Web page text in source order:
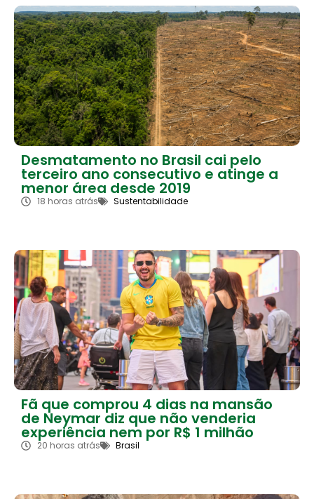
Desmatamento no Brasil cai pelo
terceiro ano consecutivo e atinge a
menor área desde 2019
18 horas atrás Sustentabilidade
Fã que comprou 4 dias na mansão
de Neymar diz que não venderia
experiência nem por R$ 1 milhão
20 horas atrás Brasil